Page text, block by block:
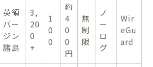
英領
バー
ジン
諸島
3,
20
0
+
1
0
0
約
4
0
0
円
無
制
限
ノ
ー
ロ
グ
Wir
eGu
ard